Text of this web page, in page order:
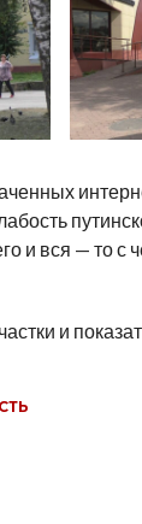
и вся — то с
и